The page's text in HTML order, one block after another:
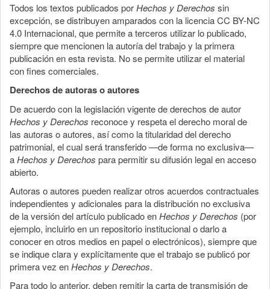
Todos los textos publicados porHechos y Derechos sin
excepción, se distribuyen amparados con la licencia CC BY-NC
4.0 Internacional, que permite a terceros utilizar lo publicado,
siempre que mencionen la autoría del trabajo y la primera
publicación en esta revista. No se permite utilizar el material
con fines comerciales.
Derechos de autoras o autores
De acuerdo con la legislación vigente de derechos de autor
Hechos y Derechos reconoce y respeta el derecho moral de
las autoras o autores, así como la titularidad del derecho
patrimonial, el cual será transferido —de forma no exclusiva—
aHechos y Derechos para permitir su difusión legal en acceso
abierto.
Autoras o autores pueden realizar otros acuerdos contractuales
independientes y adicionales para la distribución no exclusiva
de la versión del artículo publicado enHechos y Derechos (por
ejemplo, incluirlo en un repositorio institucional o darlo a
conocer en otros medios en papel o electrónicos), siempre que
se indique clara y explícitamente que el trabajo se publicó por
primera vez enHechos y Derechos.
Para todo lo anterior, deben remitir la carta de transmisión de